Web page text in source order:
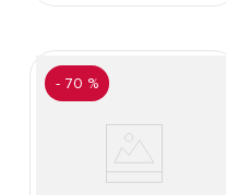
- 70 %